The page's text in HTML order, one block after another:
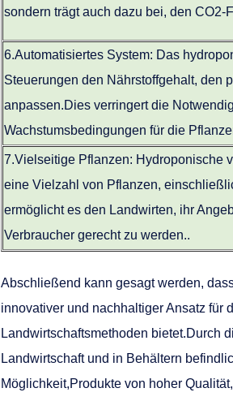
sondern trägt auch dazu bei, den
6.Automatisiertes System: Das
Steuerungen den Nährstoffgehalt, den
anpassen.Dies verringert die
Wachstumsbedingungen für die
7.Vielseitige Pflanzen: Hydroponische
eine Vielzahl von Pflanzen,
ermöglicht es den Landwirten, ihr
Verbraucher gerecht zu werden..
Abschließend kann gesagt werden,
innovativer und nachhaltiger Ansatz für
Landwirtschaftsmethoden bietet.Durch
Landwirtschaft und in Behältern
Möglichkeit,Produkte von hoher